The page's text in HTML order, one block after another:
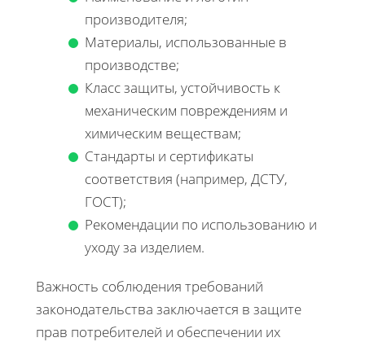
производителя;
Материалы, использованные в
производстве;
Класс защиты, устойчивость к
механическим повреждениям и
химическим веществам;
Стандарты и сертификаты
соответствия (например, ДСТУ,
ГОСТ);
Рекомендации по использованию и
уходу за изделием.
Важность соблюдения требований
законодательства заключается в защите
прав потребителей и обеспечении их